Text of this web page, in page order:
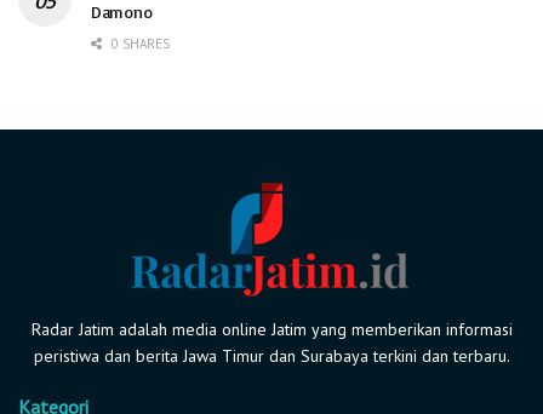
Damono
0 SHARES
Radar Jatim adalah media online Jatim yang memberikan informasi
peristiwa dan berita Jawa Timur dan Surabaya terkini dan terbaru.
Kategori